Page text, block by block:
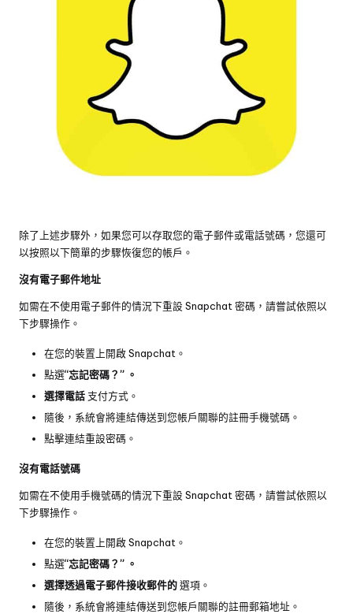
除了上述步驟外，如果您可以存取您的電子郵件或電話號碼，您還可
以按照以下簡單的步驟恢復您的帳戶。
沒有電子郵件地址
如需在不使用電子郵件的情況下重設 Snapchat 密碼，請嘗試依照以
下步驟操作。
在您的裝置上開啟 Snapchat。
點選“忘記密碼？” 。
選擇電話 支付方式。
隨後，系統會將連結傳送到您帳戶關聯的註冊手機號碼。
點擊連結重設密碼。
沒有電話號碼
如需在不使用手機號碼的情況下重設 Snapchat 密碼，請嘗試依照以
下步驟操作。
在您的裝置上開啟 Snapchat。
點選“忘記密碼？” 。
選擇透過電子郵件接收郵件的選項。
隨後，系統會將連結傳送到您帳戶關聯的註冊郵箱地址。